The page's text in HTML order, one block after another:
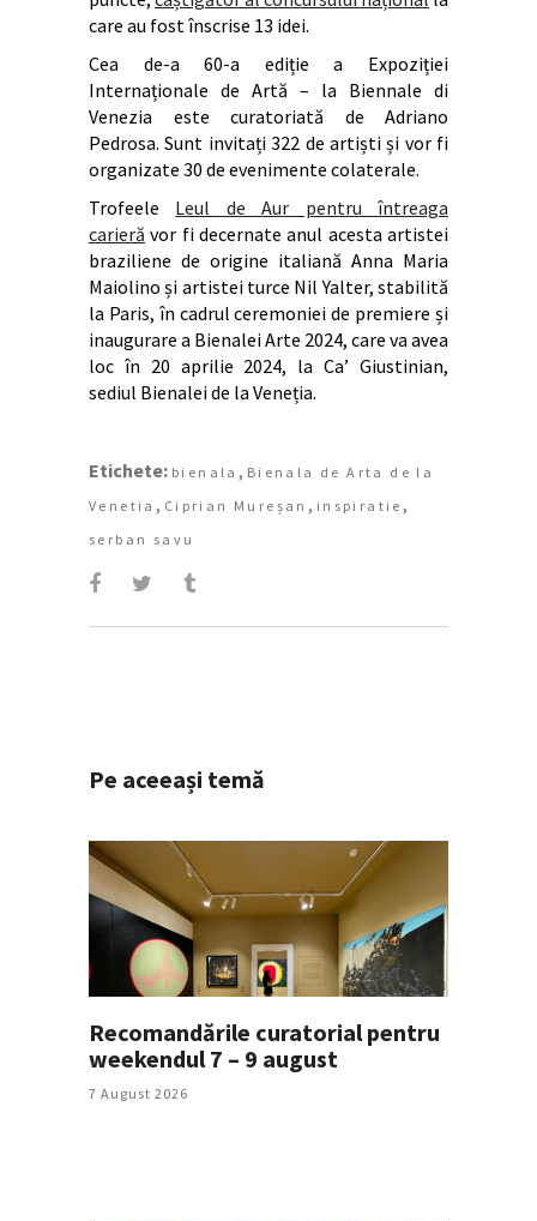
care au fost înscrise 13 idei.
Cea de-a 60-a ediție a Expoziției
Internaționale de Artă – la Biennale di
Venezia este curatoriată de Adriano
Pedrosa. Sunt invitați 322 de artiști și vor fi
organizate 30 de evenimente colaterale.
Trofeele Leul de Aur pentru întreaga
carieră vor fi decernate anul acesta artistei
braziliene de origine italiană Anna Maria
Maiolino și artistei turce Nil Yalter, stabilită
la Paris, în cadrul ceremoniei de premiere și
inaugurare a Bienalei Arte 2024, care va avea
loc în 20 aprilie 2024, la Ca’ Giustinian,
sediul Bienalei de la Veneția.
Etichete: bienala , Bienala de Arta de la
Venetia , Ciprian Mureșan , inspiratie ,
serban savu
Pe aceeași temă
Recomandările curatorial pentru
weekendul 7 – 9 august
7 August 2026